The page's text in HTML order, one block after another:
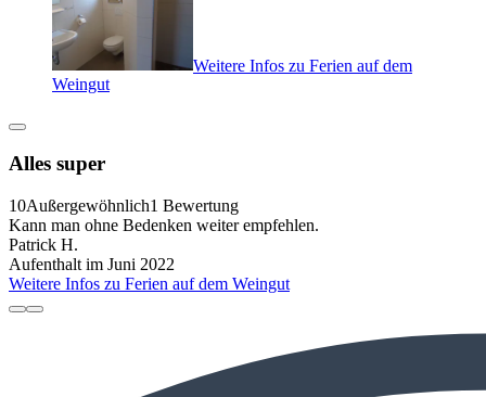
Weitere Infos zu Ferien auf dem
Weingut
Alles super
10Außergewöhnlich1 Bewertung
Kann man ohne Bedenken weiter empfehlen.
Patrick H.
Aufenthalt im Juni 2022
Weitere Infos zu Ferien auf dem Weingut